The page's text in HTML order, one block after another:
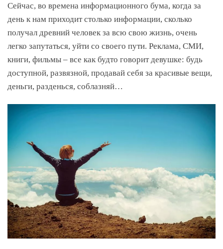
Сейчас, во времена информационного бума, когда за
день к нам приходит столько информации, сколько
получал древний человек за всю свою жизнь, очень
легко запутаться, уйти со своего пути. Реклама, СМИ,
книги, фильмы – все как будто говорит девушке: будь
доступной, развязной, продавай себя за красивые вещи,
деньги, разденься, соблазняй…